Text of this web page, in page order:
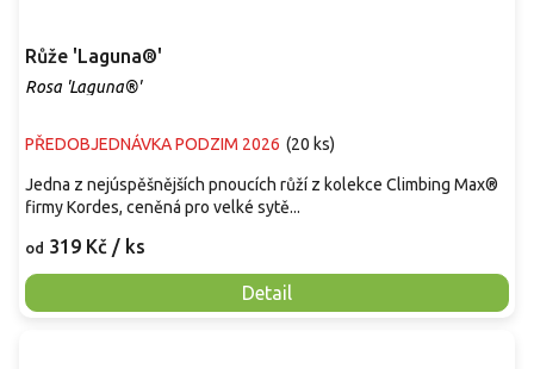
Růže 'Laguna®'
Rosa 'Laguna®'
PŘEDOBJEDNÁVKA PODZIM 2026 (20 ks)
od 319 Kč / ks
Detail
Jedna z nejúspěšnějších pnoucích růží z kolekce Climbing Max®
firmy Kordes, ceněná pro velké sytě...